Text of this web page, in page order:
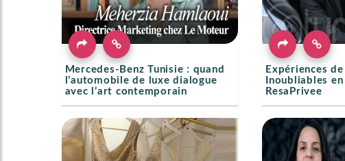
Mercedes-Benz Tunisie : quand
l’automobile de luxe dialogue
avec l’art contemporain
Expériences
Inoubliables
ResaPrivee